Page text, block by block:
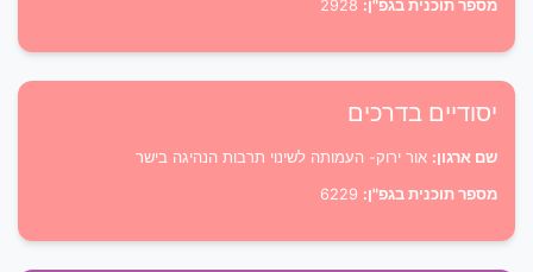
מספר תוכנית בגפ"ן:
יסודיים בדרכים
שם ארגון: אור ירוק- העמותה לשינוי תרבות הנהיגה בישר
מספר תוכנית בגפ"ן: